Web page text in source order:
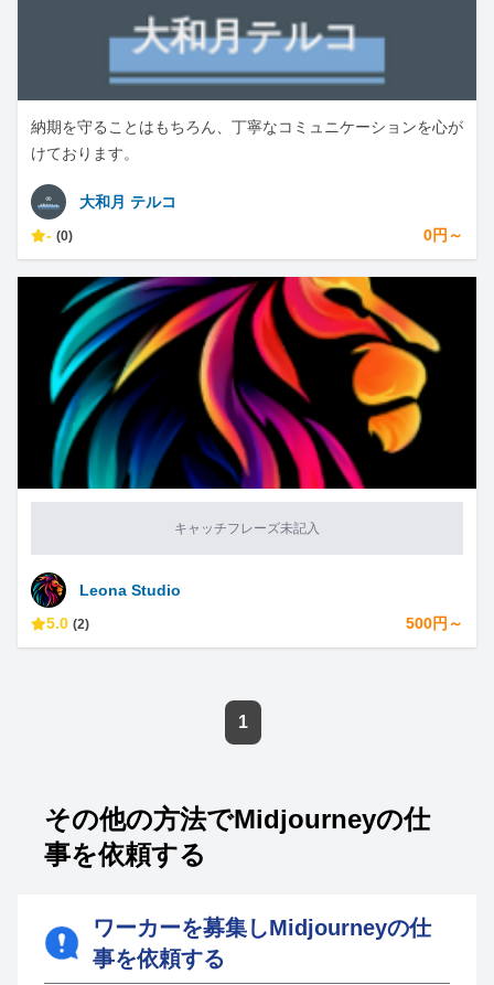
納期を守ることはもちろん、丁寧なコミュニケーションを心が
けております。
大和月 テルコ
- (0) 0円～
キャッチフレーズ未記入
Leona Studio
5.0 (2) 500円～
1
その他の方法でMidjourneyの仕
事を依頼する
ワーカーを募集しMidjourneyの仕
事を依頼する